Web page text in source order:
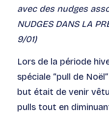
avec des nudges
NUDGES DANS LA
9/01)
Lors de la période
spéciale “pull de
but était de venir
pulls tout en